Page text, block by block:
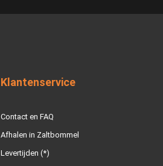
Klantenservice
Contact en FAQ
Afhalen in Zaltbommel
Levertijden (*)